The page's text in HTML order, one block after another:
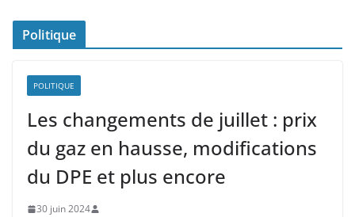
Politique
POLITIQUE
Les changements de juillet : prix
du gaz en hausse, modifications
du DPE et plus encore
30 juin 2024